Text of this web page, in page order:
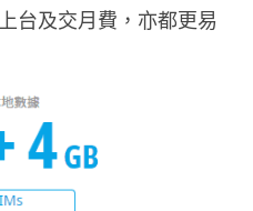
台及交月費，亦都更易